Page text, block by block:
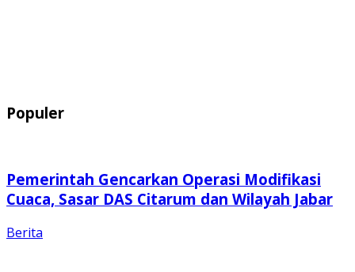
Populer
Pemerintah Gencarkan Operasi Modifikasi
Cuaca, Sasar DAS Citarum dan Wilayah Jabar
Berita